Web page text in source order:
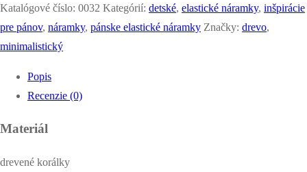
náramok
-
čierne
Katalógové číslo: 0032 Kategórií: detské, elastické náramky, inšpirácie
pre pánov, náramky, pánske elastické náramky Značky: drevo,
minimalistický
Popis
Recenzie (0)
Materiál
drevené korálky